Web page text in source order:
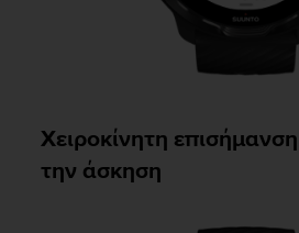
Χειροκίνητη
την άσκηση